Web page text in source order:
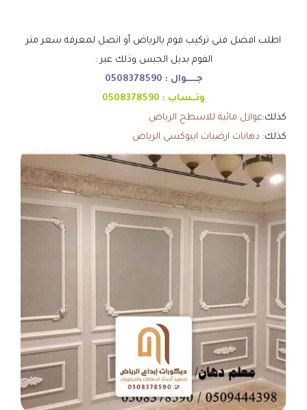
اطلب افضل فني تركيب فوم بالرياض أو اتصل لمعرفة سعر متر
الفوم بديل الجبس وذلك عبر :
جـــــوال : 0508378590
وتــساب : 0508378590
كذلك:عوازل مائية للاسطح الرياض
كذلك: دهانات ارضيات ايبوكسي الرياض